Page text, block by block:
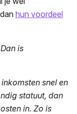
hun voordeel
is
snel en
statuut, dan
in. Zo is